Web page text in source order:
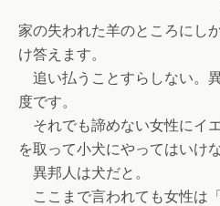
家の失われた羊のところにし
け答えます。
追い払うことすらしない。
度です。
それでも諦めない女性にイ
を取って小犬にやってはいけ
異邦人は犬だと。
ここまで言われても女性は